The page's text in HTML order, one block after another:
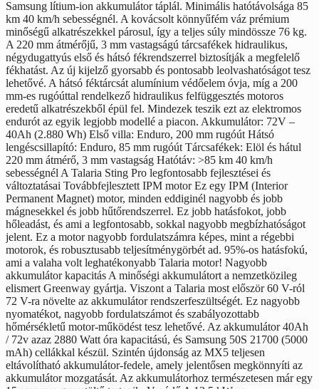
Samsung lítium-ion akkumulátor táplál. Minimális hatótávolsága 85
km 40 km/h sebességnél. A kovácsolt könnyűfém váz prémium
minőségű alkatrészekkel párosul, így a teljes súly mindössze 76 kg.
A 220 mm átmérőjű, 3 mm vastagságú tárcsafékek hidraulikus,
négydugattyús első és hátsó fékrendszerrel biztosítják a megfelelő
fékhatást. Az új kijelző gyorsabb és pontosabb leolvashatóságot tesz
lehetővé. A hátsó féktárcsát alumínium védőelem óvja, míg a 200
mm-es rugóúttal rendelkező hidraulikus felfüggesztés motoros
eredetű alkatrészekből épül fel. Mindezek teszik ezt az elektromos
endurót az egyik legjobb modellé a piacon. Akkumulátor: 72V –
40Ah (2.880 Wh) Első villa: Enduro, 200 mm rugóút Hátsó
lengéscsillapító: Enduro, 85 mm rugóút Tárcsafékek: Elöl és hátul
220 mm átmérő, 3 mm vastagság Hatótáv: >85 km 40 km/h
sebességnél A Talaria Sting Pro legfontosabb fejlesztései és
változtatásai Továbbfejlesztett IPM motor Ez egy IPM (Interior
Permanent Magnet) motor, minden eddiginél nagyobb és jobb
mágnesekkel és jobb hűtőrendszerrel. Ez jobb hatásfokot, jobb
hőleadást, és ami a legfontosabb, sokkal nagyobb megbízhatóságot
jelent. Ez a motor nagyobb fordulatszámra képes, mint a régebbi
motorok, és robusztusabb teljesítménygörbét ad. 95%-os hatásfokú,
ami a valaha volt leghatékonyabb Talaria motor! Nagyobb
akkumulátor kapacitás A minőségi akkumulátort a nemzetközileg
elismert Greenway gyártja. Viszont a Talaria most először 60 V-ról
72 V-ra növelte az akkumulátor rendszerfeszültségét. Ez nagyobb
nyomatékot, nagyobb fordulatszámot és szabályozottabb
hőmérsékletű motor-működést tesz lehetővé. Az akkumulátor 40Ah
/ 72v azaz 2880 Watt óra kapacitású, és Samsung 50S 21700 (5000
mAh) cellákkal készül. Szintén újdonság az MX5 teljesen
eltávolítható akkumulátor-fedele, amely jelentősen megkönnyíti az
akkumulátor mozgatását. Az akkumulátorhoz természetesen már egy